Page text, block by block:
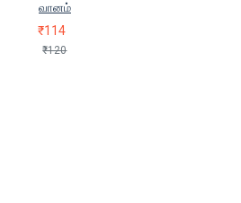
வானம்
₹114
₹120